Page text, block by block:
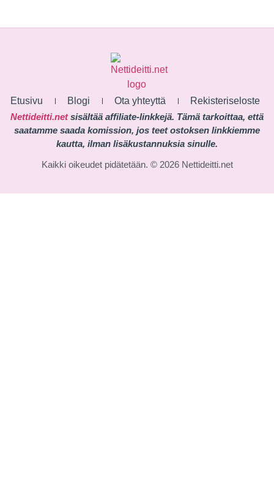
Etusivu Blogi Ota yhteyttä
Rekisteriseloste
Nettideitti.netsisältää affiliate-linkkejä. Tämä tarkoittaa, että
saatamme saada komission, jos teet ostoksen linkkiemme
kautta, ilman lisäkustannuksia sinulle.
Kaikki oikeudet pidätetään. © 2026 Nettideitti.net